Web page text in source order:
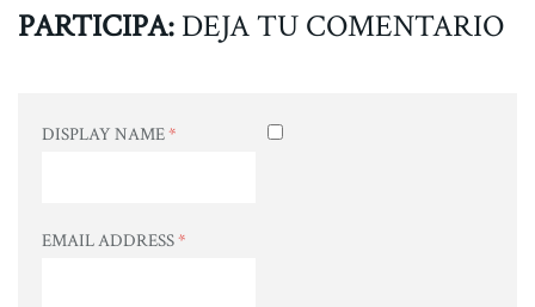
PARTICIPA: DEJA TU COMENTARIO
DISPLAY NAME*
EMAIL ADDRESS*